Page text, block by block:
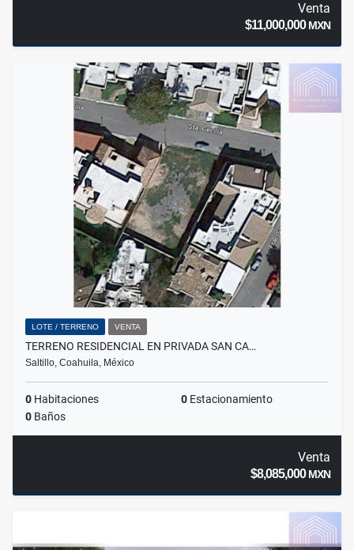
Venta
$11,000,000MXN
LOTE / TERRENO VENTA
TERRENO RESIDENCIAL EN PRIVADA SAN CA…
Saltillo, Coahuila, México
0 Habitaciones 0 Estacionamiento
0 Baños
Venta
$8,085,000MXN